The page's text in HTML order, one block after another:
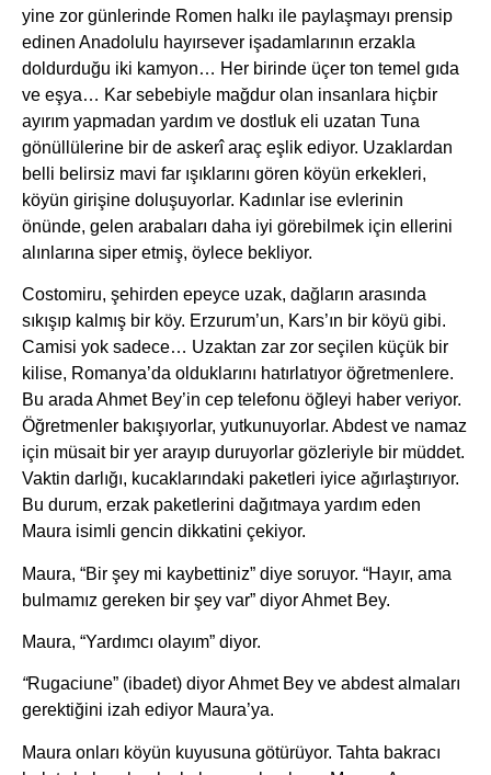
yine zor günlerinde Romen halkı ile paylaşmayı prensip
edinen Anadolulu hayırsever işadamlarının erzakla
doldurduğu iki kamyon… Her birinde üçer ton temel gıda
ve eşya… Kar sebebiyle mağdur olan insanlara hiçbir
ayırım yapmadan yardım ve dostluk eli uzatan Tuna
gönüllülerine bir de askerî araç eşlik ediyor. Uzaklardan
belli belirsiz mavi far ışıklarını gören köyün erkekleri,
köyün girişine doluşuyorlar. Kadınlar ise evlerinin
önünde, gelen arabaları daha iyi görebilmek için ellerini
alınlarına siper etmiş, öylece bekliyor.
Costomiru, şehirden epeyce uzak, dağların arasında
sıkışıp kalmış bir köy. Erzurum’un, Kars’ın bir köyü gibi.
Camisi yok sadece… Uzaktan zar zor seçilen küçük bir
kilise, Romanya’da olduklarını hatırlatıyor öğretmenlere.
Bu arada Ahmet Bey’in cep telefonu öğleyi haber veriyor.
Öğretmenler bakışıyorlar, yutkunuyorlar. Abdest ve namaz
için müsait bir yer arayıp duruyorlar gözleriyle bir müddet.
Vaktin darlığı, kucaklarındaki paketleri iyice ağırlaştırıyor.
Bu durum, erzak paketlerini dağıtmaya yardım eden
Maura isimli gencin dikkatini çekiyor.
Maura, “Bir şey mi kaybettiniz” diye soruyor. “Hayır, ama
bulmamız gereken bir şey var” diyor Ahmet Bey.
Maura, “Yardımcı olayım” diyor.
“Rugaciune” (ibadet) diyor Ahmet Bey ve abdest almaları
gerektiğini izah ediyor Maura’ya.
Maura onları köyün kuyusuna götürüyor. Tahta bakracı